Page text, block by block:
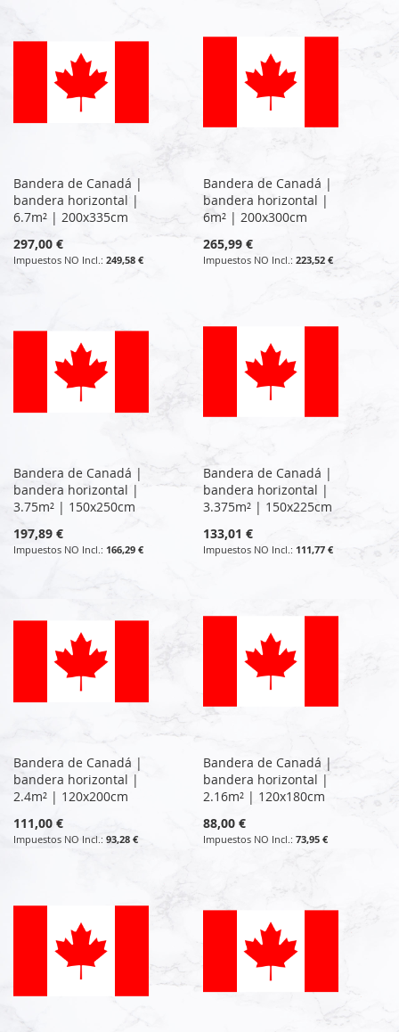
Bandera de Canadá |
bandera horizontal |
6.7m² | 200x335cm
297,00 €
249,58 €
Bandera de Canadá |
bandera horizontal |
6m² | 200x300cm
265,99 €
223,52 €
Bandera de Canadá |
bandera horizontal |
3.75m² | 150x250cm
197,89 €
166,29 €
Bandera de Canadá |
bandera horizontal |
3.375m² | 150x225cm
133,01 €
111,77 €
Bandera de Canadá |
bandera horizontal |
2.4m² | 120x200cm
111,00 €
93,28 €
Bandera de Canadá |
bandera horizontal |
2.16m² | 120x180cm
88,00 €
73,95 €